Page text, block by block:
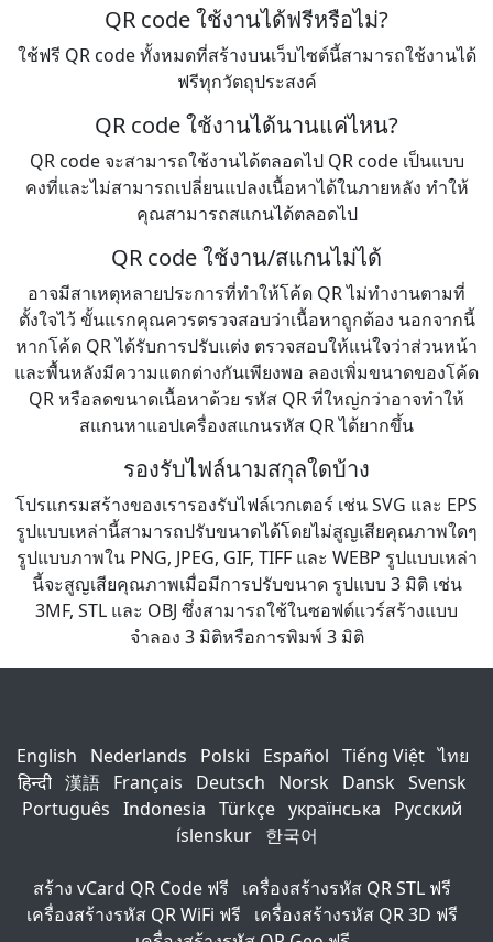
QR code ใช้งานได้ฟรีหรือไม่?
ใช้ฟรี QR code ทั้งหมดที่สร้างบนเว็บไซต์นี้สามารถใช้งานได้
ฟรีทุกวัตถุประสงค์
QR code ใช้งานได้นานแค่ไหน?
QR code จะสามารถใช้งานได้ตลอดไป QR code เป็นแบบ
คงที่และไม่สามารถเปลี่ยนแปลงเนื้อหาได้ในภายหลัง ทำให้
คุณสามารถสแกนได้ตลอดไป
QR code ใช้งาน/สแกนไม่ได้
อาจมีสาเหตุหลายประการที่ทำให้โค้ด QR ไม่ทำงานตามที่
ตั้งใจไว้ ขั้นแรกคุณควรตรวจสอบว่าเนื้อหาถูกต้อง นอกจากนี้
หากโค้ด QR ได้รับการปรับแต่ง ตรวจสอบให้แน่ใจว่าส่วนหน้า
และพื้นหลังมีความแตกต่างกันเพียงพอ ลองเพิ่มขนาดของโค้ด
QR หรือลดขนาดเนื้อหาด้วย รหัส QR ที่ใหญ่กว่าอาจทำให้
สแกนหาแอปเครื่องสแกนรหัส QR ได้ยากขึ้น
รองรับไฟล์นามสกุลใดบ้าง
โปรแกรมสร้างของเรารองรับไฟล์เวกเตอร์ เช่น SVG และ EPS
รูปแบบเหล่านี้สามารถปรับขนาดได้โดยไม่สูญเสียคุณภาพใดๆ
รูปแบบภาพใน PNG, JPEG, GIF, TIFF และ WEBP รูปแบบเหล่า
นี้จะสูญเสียคุณภาพเมื่อมีการปรับขนาด รูปแบบ 3 มิติ เช่น
3MF, STL และ OBJ ซึ่งสามารถใช้ในซอฟต์แวร์สร้างแบบ
จำลอง 3 มิติหรือการพิมพ์ 3 มิติ
English Nederlands Polski Español Tiếng Việt ไทย
हिन्दी 漢語 Français Deutsch Norsk Dansk Svensk
Português Indonesia Türkçe українська
Русский
íslenskur
한국어
สร้าง vCard QR Code ฟรี
เครื่องสร้างรหัส QR STL ฟรี
เครื่องสร้างรหัส QR WiFi ฟรี
เครื่องสร้างรหัส QR 3D ฟรี